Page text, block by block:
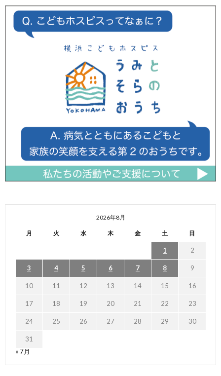
2026年8月
月 火 水 木 金 土 日
1 2
3 4 5 6 7 8 9
10 11 12 13 14 15 16
17 18 19 20 21 22 23
24 25 26 27 28 29 30
31
« 7月